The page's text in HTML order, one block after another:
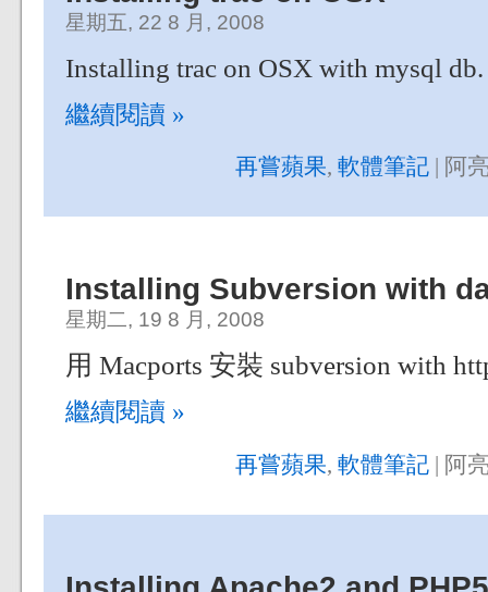
星期五, 22 8 月, 2008
Installing trac on OSX with mysql db.
繼續閱讀 »
再嘗蘋果, 軟體筆記 | 阿
Installing Subversion with
星期二, 19 8 月, 2008
用 Macports 安裝 subversion with
繼續閱讀 »
再嘗蘋果, 軟體筆記 | 阿